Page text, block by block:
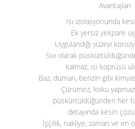
Avantajları
Isı izolasyonunda
Ek yersiz yekpare
Uygulandığı yüzeyi
Sıvı olarak
kalmaz, ısı koprüsü
Baz, duman, benzin gibi
Çürümez, koku yapmaz,
püskürtüldüğünden her
detayında kesin
İşçilik, nakliye, zaman ve en